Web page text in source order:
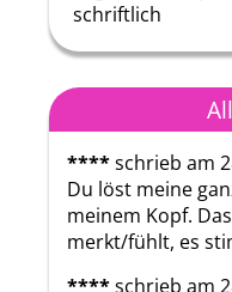
schriftlich
****schrieb am
Du löst meine
meinem Kopf.
merkt/fühlt, es
****schrieb am